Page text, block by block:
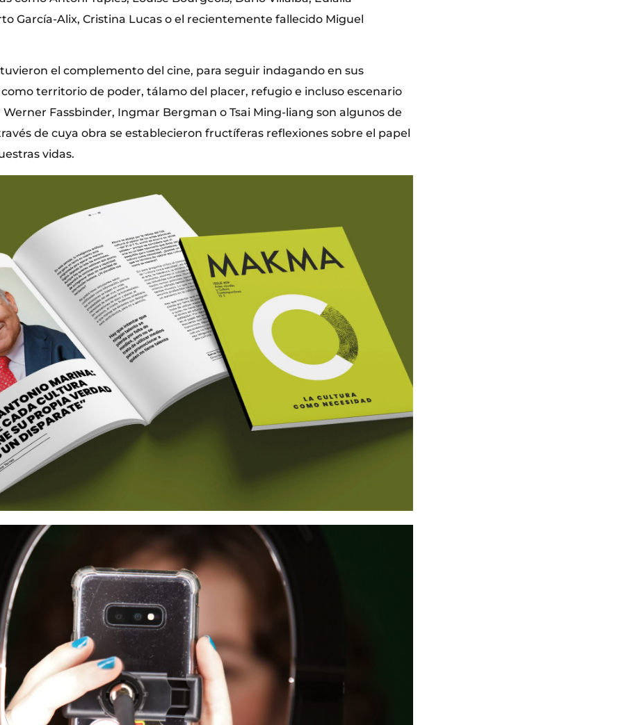
García-Alix, Cristina Lucas o el recientemente fallecido Miguel
el complemento del cine, para seguir indagando en sus
territorio de poder, tálamo del placer, refugio e incluso escenario
Fassbinder, Ingmar Bergman o Tsai Ming-liang son algunos de
de cuya obra se establecieron fructíferas reflexiones sobre el papel
vidas.